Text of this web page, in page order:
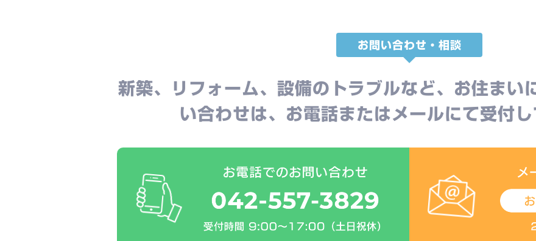
お問い合わせ・相談
新築、リフォーム、設備のトラブルなど、お住まい
い合わせは、お電話またはメールにて受付し